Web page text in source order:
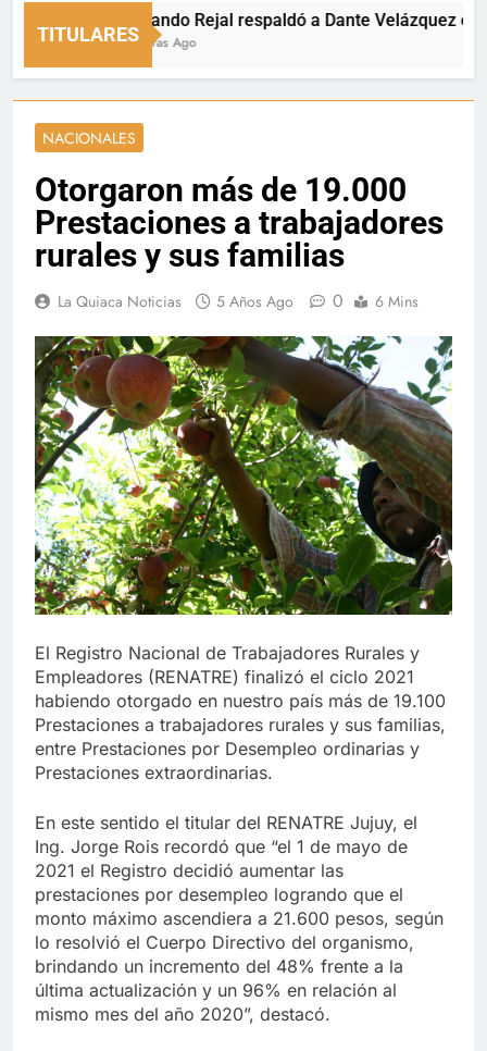
TITULARES
Fernando Rejal respaldó a Dante Velázquez en el
10 Horas Ago
NACIONALES
Otorgaron más de 19.000
Prestaciones a trabajadores
rurales y sus familias
La Quiaca Noticias 5 Años Ago 0 6 Mins
El Registro Nacional de Trabajadores Rurales y
Empleadores (RENATRE) finalizó el ciclo 2021
habiendo otorgado en nuestro país más de 19.100
Prestaciones a trabajadores rurales y sus familias,
entre Prestaciones por Desempleo ordinarias y
Prestaciones extraordinarias.
En este sentido el titular del RENATRE Jujuy, el
Ing. Jorge Rois recordó que “el 1 de mayo de
2021 el Registro decidió aumentar las
prestaciones por desempleo logrando que el
monto máximo ascendiera a 21.600 pesos, según
lo resolvió el Cuerpo Directivo del organismo,
brindando un incremento del 48% frente a la
última actualización y un 96% en relación al
mismo mes del año 2020”, destacó.